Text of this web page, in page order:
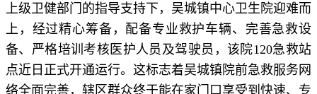
上级卫健部门的指导支持下，吴城镇中心卫生院迎难而
上，经过精心筹备，配备专业救护车辆、完善急救设
备、严格培训考核医护人员及驾驶员，该院120急救站
点近日正式开通运行。这标志着吴城镇院前急救服务网
络全面完善，辖区群众终于能在家门口享受到快速、专